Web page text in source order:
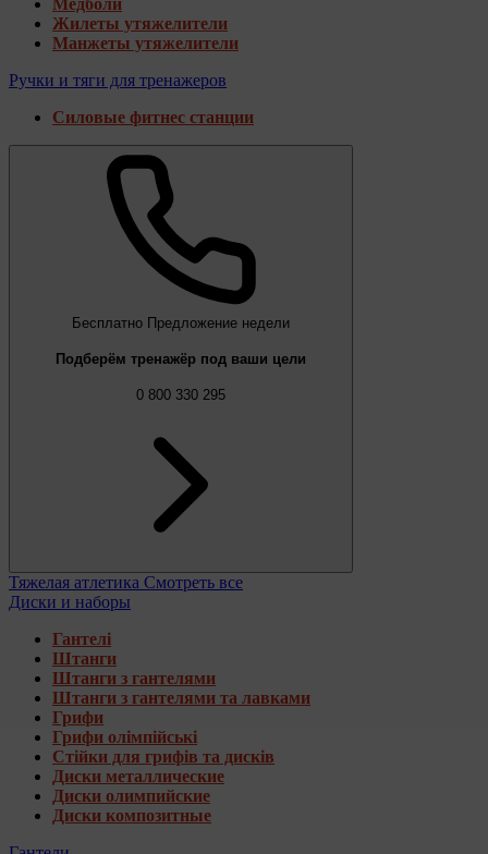
Медболи
Жилеты утяжелители
Манжеты утяжелители
Ручки и тяги для тренажеров
Силовые фитнес станции
Бесплатно Предложение недели
Подберём тренажёр под ваши цели
0 800 330 295
Тяжелая атлетика Смотреть все
Диски и наборы
Гантелі
Штанги
Штанги з гантелями
Штанги з гантелями та лавками
Грифи
Грифи олімпійські
Стійки для грифів та дисків
Диски металлические
Диски олимпийские
Диски композитные